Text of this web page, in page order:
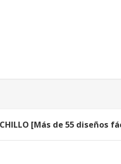
[Más de 55 diseños